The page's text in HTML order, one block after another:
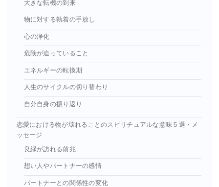
大きな転機の到来
物に対する執着の手放し
心の浄化
危険が迫っていること
エネルギーの転換期
人生のサイクルの切り替わり
自分自身の振り返り
恋愛における物が壊れることのスピリチュアルな意味５選・メ
ッセージ
良縁が訪れる前兆
想い人やパートナーの感情
パートナーとの関係性の変化